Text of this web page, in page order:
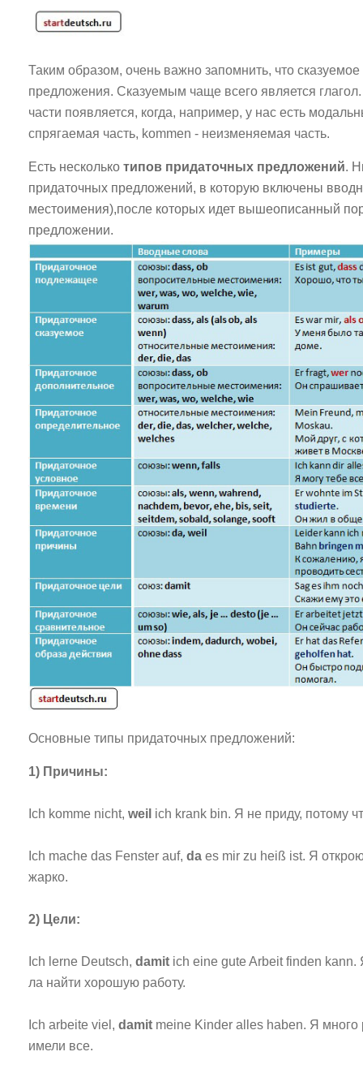
Таким образом, очень важно запомнить, что сказуемое
предложения. Сказуемым чаще всего является
части появляется, когда, например, у нас есть
спрягаемая часть, kommen - неизменяемая часть.
Есть несколько типов придаточных предложений.
придаточных предложений, в которую включены
местоимения),после которых идет вышеописанный
предложении.
Основные типы придаточных предложений:
1) Причины:
Ich komme nicht, weil ich krank bin. Я не приду, потому
Ich mache das Fenster auf, da es mir zu heiß ist. Я
жарко.
2) Цели:
Ich lerne Deutsch, damit ich eine gute Arbeit finden kann.
ла найти хорошую работу.
Ich arbeite viel, damit meine Kinder alles haben. Я много
имели все.